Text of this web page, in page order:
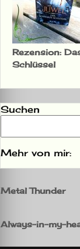
Rezension:
Schlüssel
Suchen
Mehr von mir:
Metal Thunder
Always-in-my-